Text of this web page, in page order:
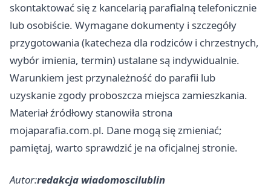
skontaktować się z kancelarią parafialną telefonicznie
lub osobiście. Wymagane dokumenty i szczegóły
przygotowania (katecheza dla rodziców i chrzestnych,
wybór imienia, termin) ustalane są indywidualnie.
Warunkiem jest przynależność do parafii lub
uzyskanie zgody proboszcza miejsca zamieszkania.
Materiał źródłowy stanowiła strona
mojaparafia.com.pl. Dane mogą się zmieniać;
pamiętaj, warto sprawdzić je na oficjalnej stronie.
Autor:redakcja wiadomoscilublin